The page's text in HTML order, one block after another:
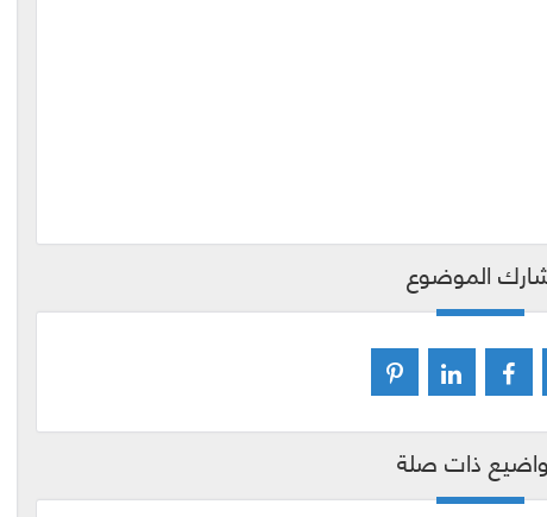
الموضوع
ذات صلة